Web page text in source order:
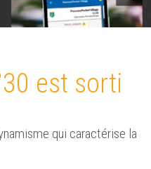
est sorti
qui caractérise la